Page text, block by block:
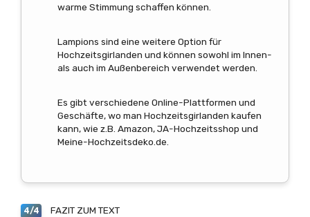
warme Stimmung schaffen können.
Lampions sind eine weitere Option für
Hochzeitsgirlanden und können sowohl im Innen-
als auch im Außenbereich verwendet werden.
Es gibt verschiedene Online-Plattformen und
Geschäfte, wo man Hochzeitsgirlanden kaufen
kann, wie z.B. Amazon, JA-Hochzeitsshop und
Meine-Hochzeitsdeko.de.
4/4 FAZIT ZUM TEXT